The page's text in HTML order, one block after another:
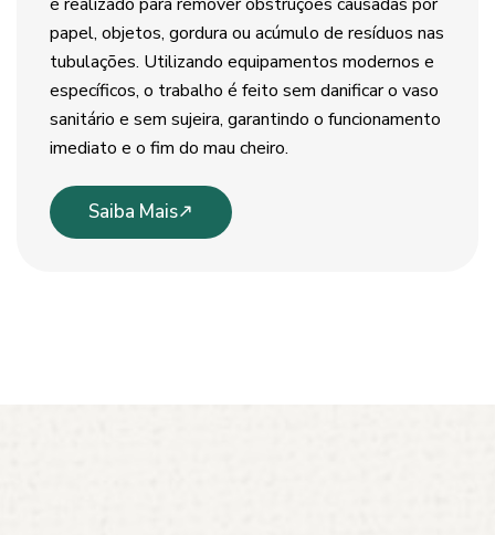
papel, objetos, gordura ou acúmulo de resíduos nas
tubulações. Utilizando equipamentos modernos e
específicos, o trabalho é feito sem danificar o vaso
sanitário e sem sujeira, garantindo o funcionamento
imediato e o fim do mau cheiro.
Saiba Mais